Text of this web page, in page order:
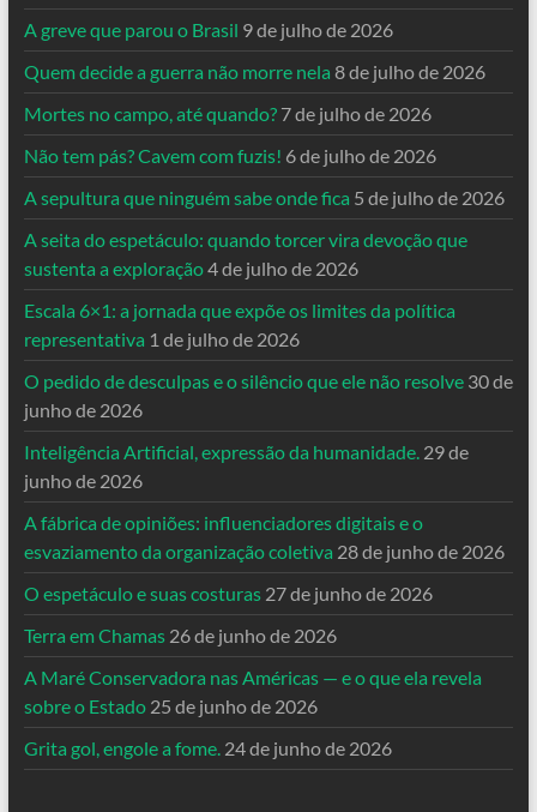
A greve que parou o Brasil 9 de julho de 2026
Quem decide a guerra não morre nela 8 de julho de 2026
Mortes no campo, até quando? 7 de julho de 2026
Não tem pás? Cavem com fuzis! 6 de julho de 2026
A sepultura que ninguém sabe onde fica 5 de julho de 2026
A seita do espetáculo: quando torcer vira devoção que
sustenta a exploração4 de julho de 2026
Escala 6×1: a jornada que expõe os limites da política
representativa 1 de julho de 2026
O pedido de desculpas e o silêncio que ele não resolve 30 de
junho de 2026
Inteligência Artificial, expressão da humanidade. 29 de
junho de 2026
A fábrica de opiniões: influenciadores digitais e o
esvaziamento da organização coletiva 28 de junho de 2026
O espetáculo e suas costuras 27 de junho de 2026
Terra em Chamas 26 de junho de 2026
A Maré Conservadora nas Américas — e o que ela revela
sobre o Estado 25 de junho de 2026
Grita gol, engole a fome. 24 de junho de 2026